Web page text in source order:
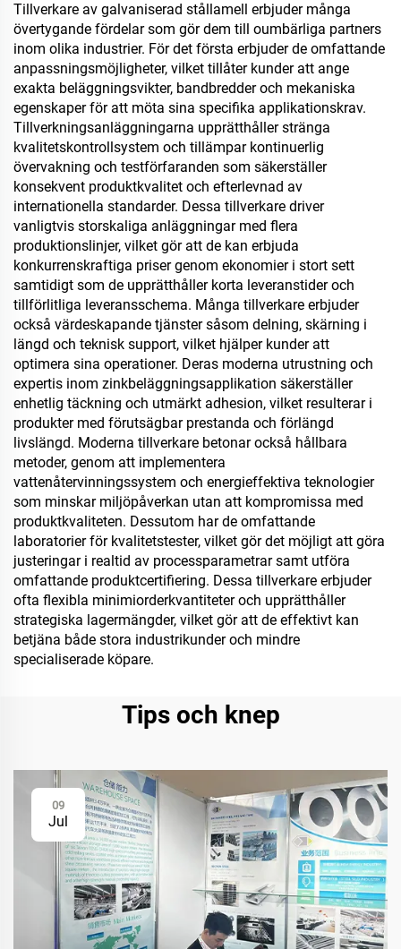
Tillverkare av galvaniserad stållamell erbjuder många
övertygande fördelar som gör dem till oumbärliga partners
inom olika industrier. För det första erbjuder de omfattande
anpassningsmöjligheter, vilket tillåter kunder att ange
exakta beläggningsvikter, bandbredder och mekaniska
egenskaper för att möta sina specifika applikationskrav.
Tillverkningsanläggningarna upprätthåller stränga
kvalitetskontrollsystem och tillämpar kontinuerlig
övervakning och testförfaranden som säkerställer
konsekvent produktkvalitet och efterlevnad av
internationella standarder. Dessa tillverkare driver
vanligtvis storskaliga anläggningar med flera
produktionslinjer, vilket gör att de kan erbjuda
konkurrenskraftiga priser genom ekonomier i stort sett
samtidigt som de upprätthåller korta leveranstider och
tillförlitliga leveransschema. Många tillverkare erbjuder
också värdeskapande tjänster såsom delning, skärning i
längd och teknisk support, vilket hjälper kunder att
optimera sina operationer. Deras moderna utrustning och
expertis inom zinkbeläggningsapplikation säkerställer
enhetlig täckning och utmärkt adhesion, vilket resulterar i
produkter med förutsägbar prestanda och förlängd
livslängd. Moderna tillverkare betonar också hållbara
metoder, genom att implementera
vattenåtervinningssystem och energieffektiva teknologier
som minskar miljöpåverkan utan att kompromissa med
produktkvaliteten. Dessutom har de omfattande
laboratorier för kvalitetstester, vilket gör det möjligt att göra
justeringar i realtid av processparametrar samt utföra
omfattande produktcertifiering. Dessa tillverkare erbjuder
ofta flexibla minimiorderkvantiteter och upprätthåller
strategiska lagermängder, vilket gör att de effektivt kan
betjäna både stora industrikunder och mindre
specialiserade köpare.
Tips och knep
09
Jul